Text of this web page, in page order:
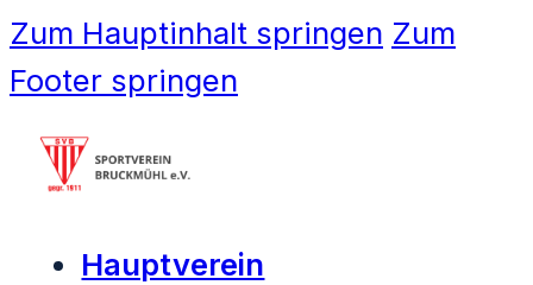
Zum Hauptinhalt springen Zum
Footer springen
Hauptverein